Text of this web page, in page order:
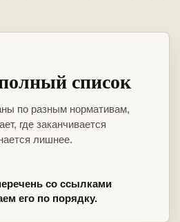
список
по разным нормативам,
где заканчивается
лишнее.
со ссылками
его по порядку.